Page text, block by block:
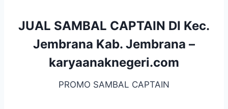
JUAL SAMBAL CAPTAIN DI Kec.
Jembrana Kab. Jembrana –
karyaanaknegeri.com
PROMO SAMBAL CAPTAIN